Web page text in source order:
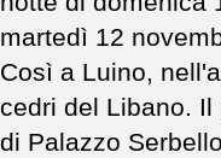
martedì 12
Così a Luino,
cedri del Libano.
di Palazzo